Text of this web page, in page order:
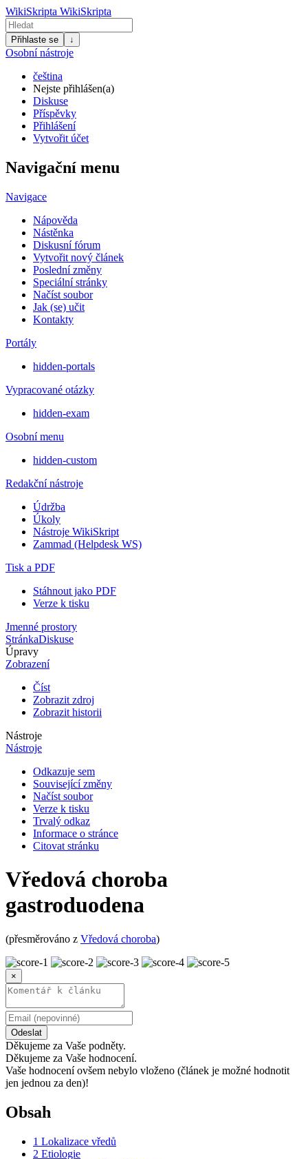
WikiSkripta WikiSkripta
Přihlaste se ↓
Osobní nástroje
čeština
Nejste přihlášen(a)
Diskuse
Příspěvky
Přihlášení
Vytvořit účet
Navigační menu
Navigace
Nápověda
Nástěnka
Diskusní fórum
Vytvořit nový článek
Poslední změny
Speciální stránky
Načíst soubor
Jak (se) učit
Kontakty
Portály
hidden-portals
Vypracované otázky
hidden-exam
Osobní menu
hidden-custom
Redakční nástroje
Údržba
Úkoly
Nástroje WikiSkript
Zammad (Helpdesk WS)
Tisk a PDF
Stáhnout jako PDF
Verze k tisku
Jmenné prostory
StránkaDiskuse
Úpravy
Zobrazení
Číst
Zobrazit zdroj
Zobrazit historii
Nástroje
Nástroje
Odkazuje sem
Související změny
Načíst soubor
Verze k tisku
Trvalý odkaz
Informace o stránce
Citovat stránku
Vředová choroba
gastroduodena
(přesměrováno z Vředová choroba)
×
Odeslat
Děkujeme za Vaše podněty.
Děkujeme za Vaše hodnocení.
Vaše hodnocení ovšem nebylo vloženo (článek je možné hodnotit
jen jednou za den)!
Obsah
1 Lokalizace vředů
2 Etiologie